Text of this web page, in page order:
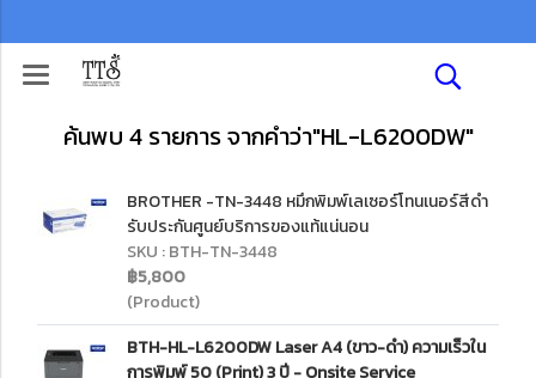
ค้นพบ 4 รายการ จากคำว่า"HL-L6200DW"
BROTHER -TN-3448 หมึกพิมพ์เลเซอร์โทนเนอร์สีดำ
รับประกันศูนย์บริการของแท้แน่นอน
SKU : BTH-TN-3448
฿5,800
(Product)
BTH-HL-L6200DW Laser A4 (ขาว-ดำ) ความเร็วใน
การพิมพ์ 50 (Print) 3 ปี - Onsite Service